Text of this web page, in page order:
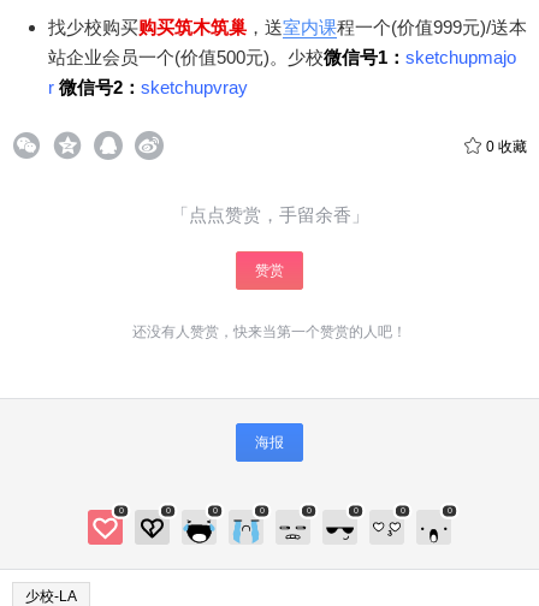
找少校购买购买筑木筑巢 ，送室内课程一个(价值999元)/送本
站企业会员一个(价值500元)。少校微信号1： sketchupmajo
r 微信号2： sketchupvray
0 收藏
「点点赞赏，手留余香」
赞赏
还没有人赞赏，快来当第一个赞赏的人吧！
海报
0 0 0 0 0 0 0 0
少校-LA
给少校-LA打赏